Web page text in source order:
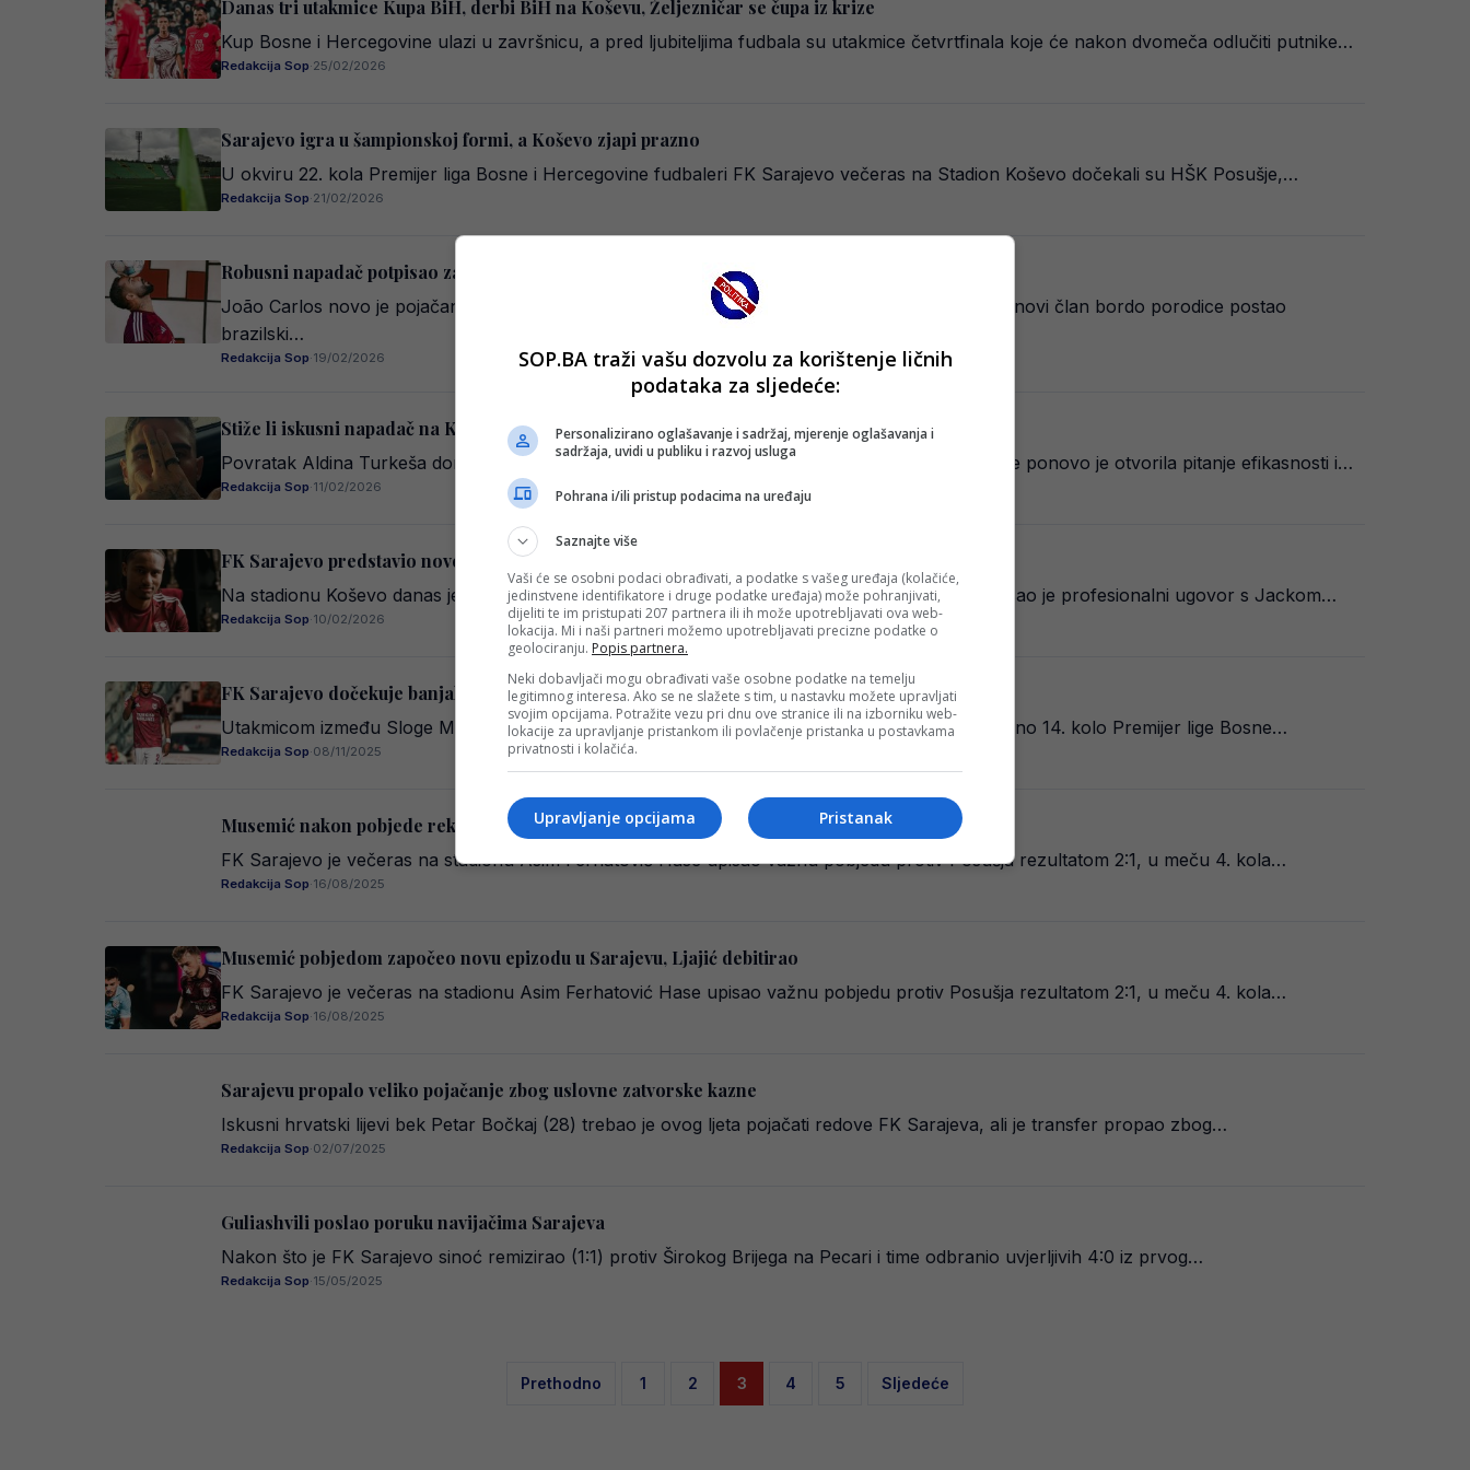
Danas tri utakmice Kupa BiH, derbi BiH na Koševu, Željezničar se čupa iz krize
Kup Bosne i Hercegovine ulazi u završnicu, a pred ljubiteljima fudbala su utakmice četvrtfinala koje će nakon dvomeča odlučiti putnike…
Redakcija Sop·25/02/2026
Sarajevo igra u šampionskoj formi, a Koševo zjapi prazno
U okviru 22. kola Premijer liga Bosne i Hercegovine fudbaleri FK Sarajevo večeras na Stadion Koševo dočekali su HŠK Posušje,…
Redakcija Sop·21/02/2026
Robusni napadač potpisao za FK Sarajevo!
João Carlos novo je pojačanje FK Sarajevo. “Fudbalski klub Sarajevo obavještava javnost da je novi član bordo porodice postao
brazilski…
Redakcija Sop·19/02/2026
Stiže li iskusni napadač na Koševo?
Povratak Aldina Turkeša donio je dodatnu širinu u napadu Sarajeva, ali povreda Renana Oliveire ponovo je otvorila pitanje efikasnosti i…
Redakcija Sop·11/02/2026
FK Sarajevo predstavio novo pojačanje, ali neće zaigrati u Bordo dresu
Na stadionu Koševo danas je ozvaničeno novo ime u svlačionici FK Sarajevo. Bordo klub potpisao je profesionalni ugovor s Jackom…
Redakcija Sop·10/02/2026
FK Sarajevo dočekuje banjalučki Borac, evo gdje gledati utakmicu
Utakmicom između Sloge Meridian i Širokog Brijega, koja počinje danas u 13.30 sati, biće otvoreno 14. kolo Premijer lige Bosne…
Redakcija Sop·08/11/2025
Musemić nakon pobjede rekao pravu istinu o Jatti
FK Sarajevo je večeras na stadionu Asim Ferhatović Hase upisao važnu pobjedu protiv Posušja rezultatom 2:1, u meču 4. kola…
Redakcija Sop·16/08/2025
Musemić pobjedom započeo novu epizodu u Sarajevu, Ljajić debitirao
FK Sarajevo je večeras na stadionu Asim Ferhatović Hase upisao važnu pobjedu protiv Posušja rezultatom 2:1, u meču 4. kola…
Redakcija Sop·16/08/2025
Sarajevu propalo veliko pojačanje zbog uslovne zatvorske kazne
Iskusni hrvatski lijevi bek Petar Bočkaj (28) trebao je ovog ljeta pojačati redove FK Sarajeva, ali je transfer propao zbog…
Redakcija Sop·02/07/2025
Guliashvili poslao poruku navijačima Sarajeva
Nakon što je FK Sarajevo sinoć remizirao (1:1) protiv Širokog Brijega na Pecari i time odbranio uvjerljivih 4:0 iz prvog…
Redakcija Sop·15/05/2025
Posts
Prethodno 1 2 3 4 5 Sljedeće
SOP.BA traži vašu dozvolu za korištenje ličnih
podataka za sljedeće:
Personalizirano oglašavanje i sadržaj, mjerenje oglašavanja i
sadržaja, uvidi u publiku i razvoj usluga
Pohrana i/ili pristup podacima na uređaju
Saznajte više
Vaši će se osobni podaci obrađivati, a podatke s vašeg uređaja (kolačiće,
jedinstvene identifikatore i druge podatke uređaja) može pohranjivati,
dijeliti te im pristupati 207 partnera ili ih može upotrebljavati ova web-
lokacija. Mi i naši partneri možemo upotrebljavati precizne podatke o
geolociranju. Popis partnera.
Neki dobavljači mogu obrađivati vaše osobne podatke na temelju
legitimnog interesa. Ako se ne slažete s tim, u nastavku možete upravljati
svojim opcijama. Potražite vezu pri dnu ove stranice ili na izborniku web-
lokacije za upravljanje pristankom ili povlačenje pristanka u postavkama
privatnosti i kolačića.
Pristanak
Upravljanje opcijama